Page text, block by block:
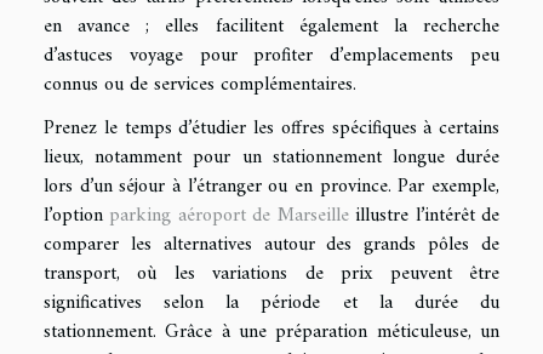
en avance ; elles facilitent également la recherche
d’astuces voyage pour profiter d’emplacements peu
connus ou de services complémentaires.
Prenez le temps d’étudier les offres spécifiques à certains
lieux, notamment pour un stationnement longue durée
lors d’un séjour à l’étranger ou en province. Par exemple,
l’option parking aéroport de Marseilleillustre l’intérêt de
comparer les alternatives autour des grands pôles de
transport, où les variations de prix peuvent être
significatives selon la période et la durée du
stationnement. Grâce à une préparation méticuleuse, un